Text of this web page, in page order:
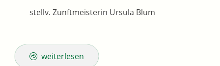
stellv. Zunftmeisterin Ursula Blum
weiterlesen